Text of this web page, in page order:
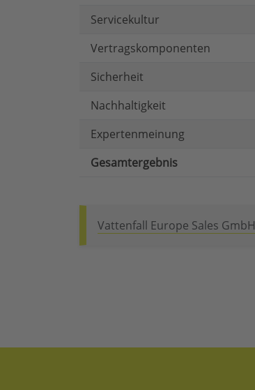
Servicekultur
Vertragskomponenten
Sicherheit
Nachhaltigkeit
Expertenmeinung
Gesamtergebnis
Vattenfall Europe Sales GmbH